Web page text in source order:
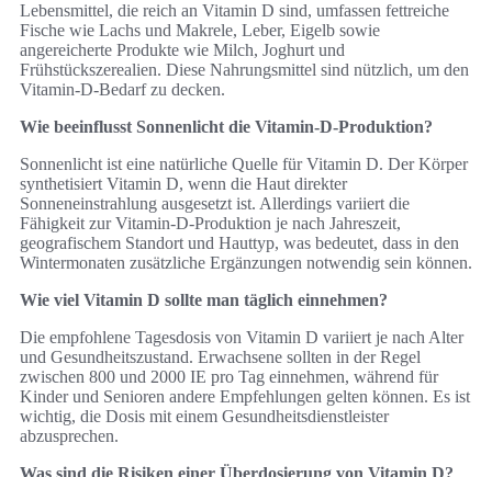
Lebensmittel, die reich an Vitamin D sind, umfassen fettreiche
Fische wie Lachs und Makrele, Leber, Eigelb sowie
angereicherte Produkte wie Milch, Joghurt und
Frühstückszerealien. Diese Nahrungsmittel sind nützlich, um den
Vitamin-D-Bedarf zu decken.
Wie beeinflusst Sonnenlicht die Vitamin-D-Produktion?
Sonnenlicht ist eine natürliche Quelle für Vitamin D. Der Körper
synthetisiert Vitamin D, wenn die Haut direkter
Sonneneinstrahlung ausgesetzt ist. Allerdings variiert die
Fähigkeit zur Vitamin-D-Produktion je nach Jahreszeit,
geografischem Standort und Hauttyp, was bedeutet, dass in den
Wintermonaten zusätzliche Ergänzungen notwendig sein können.
Wie viel Vitamin D sollte man täglich einnehmen?
Die empfohlene Tagesdosis von Vitamin D variiert je nach Alter
und Gesundheitszustand. Erwachsene sollten in der Regel
zwischen 800 und 2000 IE pro Tag einnehmen, während für
Kinder und Senioren andere Empfehlungen gelten können. Es ist
wichtig, die Dosis mit einem Gesundheitsdienstleister
abzusprechen.